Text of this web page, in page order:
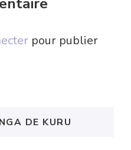
pour publier
DE KURU